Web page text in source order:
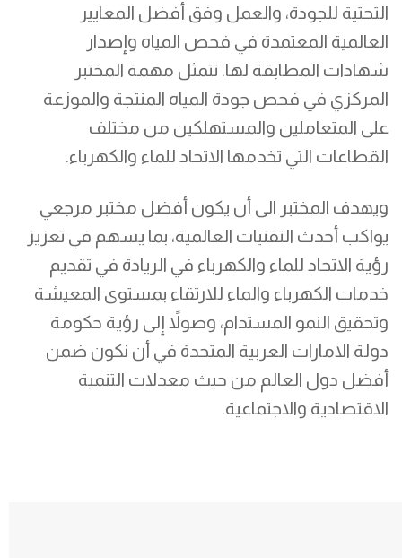
التحتية للجودة، والعمل وفق أفضل المعايير
العالمية المعتمدة في فحص المياه وإصدار
شهادات المطابقة لها. تتمثل مهمة المختبر
المركزي في فحص جودة المياه المنتجة والموزعة
على المتعاملين والمستهلكين من مختلف
القطاعات التي تخدمها الاتحاد للماء والكهرباء.
ويهدف المختبر الى أن يكون أفضل مختبر مرجعي
يواكب أحدث التقنيات العالمية، بما يسهم في تعزيز
رؤية الاتحاد للماء والكهرباء في الريادة في تقديم
خدمات الكهرباء والماء للارتقاء بمستوى المعيشة
وتحقيق النمو المستدام، وصولاً إلى رؤية حكومة
دولة الامارات العربية المتحدة في أن نكون ضمن
أفضل دول العالم من حيث معدلات التنمية
الاقتصادية والاجتماعية.